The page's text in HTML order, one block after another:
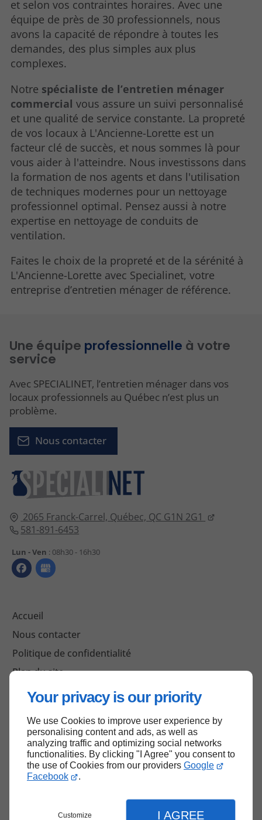
Your privacy is our priority
We use Cookies to improve user experience by
personalising content and ads, as well as
analyzing traffic and optimizing social networks
functionalities. By clicking "I Agree" you consent to
the use of Cookies from our providers Google
Facebook
.
Customize I AGREE
et selon vos contraintes horaires. Avec une
équipe de près de 30 professionnels, nous
avons la capacité de répondre à toutes les
demandes, des plus simples aux plus
complexes.
Notre spécialiste de l’entretien ménager
commercial vous assure un suivi personnalisé
et une qualité de service constante. La propreté
de vos locaux à L'Ancienne-Lorette est un
facteur clé de succès, et nous sommes là pour
vous aider à l'atteindre. Nous investissons dans
la formation de nos agents et dans l'utilisation
de techniques modernes pour un nettoyage
professionnel optimal. Pensez aussi à notre
expertise en nettoyage de conduits de
ventilation.
Faites le choix de la propreté et de la sérénité à
L'Ancienne-Lorette avec Specialinet, votre
entreprise d’entretien ménager de référence.
2065 Franck-Carrel, Québec, QC G1N 2G1
581-891-6453
Lun - Ven : 08h30 - 16h30
Accueil
Nous contacter
Politique de confidentialité
Plan du site
Une équipe professionnelle à votre
service
Avec SPECIALINET, l’entretien ménager dans vos
locaux professionnels au Québec n’est plus un
problème.
Nous contacter
Haut de page